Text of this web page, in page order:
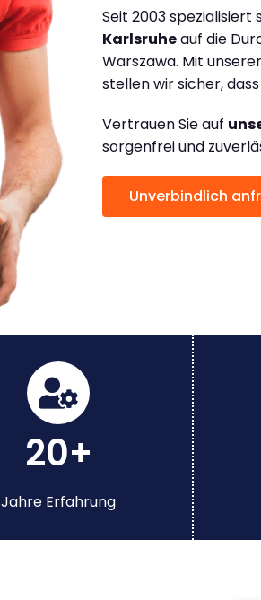
Seit 2003 spezialisiert
Karlsruheauf die
Warszawa. Mit
stellen wir sicher,
Vertrauen Sie auf
sorgenfrei und
Unverbindlich
20+
Jahre Erfahrung